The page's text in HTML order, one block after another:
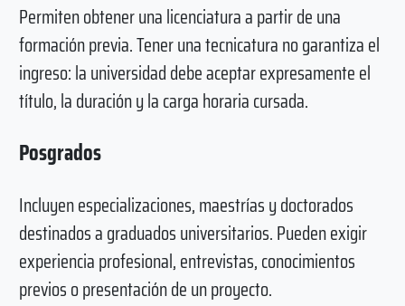
Permiten obtener una licenciatura a partir de una
formación previa. Tener una tecnicatura no garantiza el
ingreso: la universidad debe aceptar expresamente el
título, la duración y la carga horaria cursada.
Posgrados
Incluyen especializaciones, maestrías y doctorados
destinados a graduados universitarios. Pueden exigir
experiencia profesional, entrevistas, conocimientos
previos o presentación de un proyecto.